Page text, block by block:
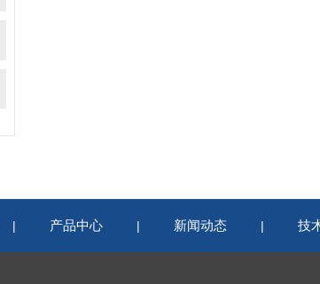
| 产品中心 | 新闻动态 | 技